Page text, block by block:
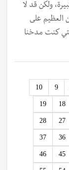
ولكن قد لا
العظيم على
كنت مدخنا
9
10
18
19
27
28
36
37
45
46